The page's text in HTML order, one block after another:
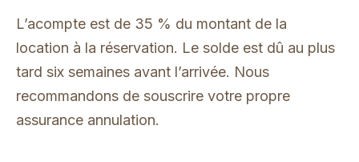
L’acompte est de 35 % du montant de la
location à la réservation. Le solde est dû au plus
tard six semaines avant l’arrivée. Nous
recommandons de souscrire votre propre
assurance annulation.